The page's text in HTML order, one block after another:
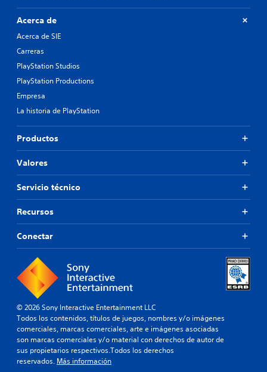
Acerca de
Acerca de SIE
Carreras
PlayStation Studios
PlayStation Productions
Empresa
La historia de PlayStation
Productos
Valores
Servicio técnico
Recursos
Conectar
© 2026 Sony Interactive Entertainment LLC
Todos los contenidos, títulos de juegos, nombres y/o imágenes
comerciales, marcas comerciales, arte e imágenes asociadas
son marcas comerciales y/o material con derechos de autor de
sus propietarios respectivos.Todos los derechos
reservados. Más información